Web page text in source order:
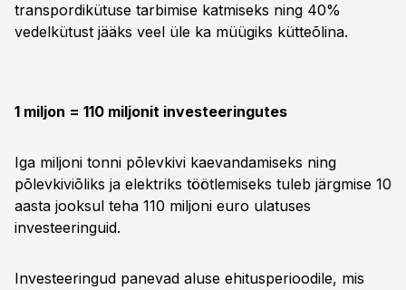
transpordikütuse tarbimise katmiseks ning 40%
vedelkütust jääks veel üle ka müügiks kütteõlina.
1 miljon = 110 miljonit investeeringutes
Iga miljoni tonni põlevkivi kaevandamiseks ning
põlevkiviõliks ja elektriks töötlemiseks tuleb järgmise 10
aasta jooksul teha 110 miljoni euro ulatuses
investeeringuid.
Investeeringud panevad aluse ehitusperioodile, mis